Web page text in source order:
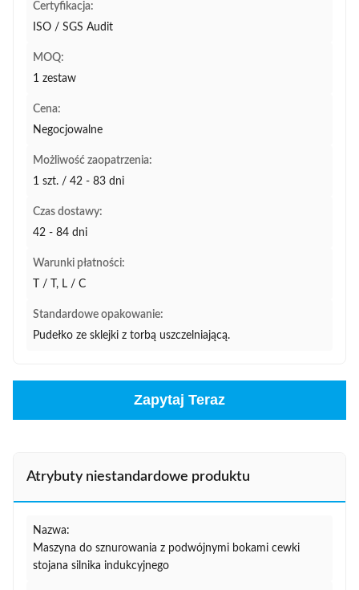
Certyfikacja:
ISO / SGS Audit
MOQ:
1 zestaw
Cena:
Negocjowalne
Możliwość zaopatrzenia:
1 szt. / 42 - 83 dni
Czas dostawy:
42 - 84 dni
Warunki płatności:
T / T, L / C
Standardowe opakowanie:
Pudełko ze sklejki z torbą uszczelniającą.
Zapytaj Teraz
Atrybuty niestandardowe produktu
Nazwa:
Maszyna do sznurowania z podwójnymi bokami cewki
stojana silnika indukcyjnego